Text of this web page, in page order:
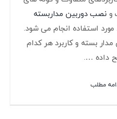
و نصب دوربین مداربسته
استفاده انجام می شود.
مدار بسته و کاربرد هر کدام
داده ….
مطلب